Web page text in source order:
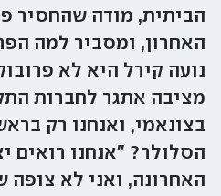
הביתית, מודה שהחסיר
האחרון, ומסביר למה
נועה קירל היא לא
מציבה אתגר לחברות
בצונאמי, ואנחנו רק
הסלולר? "אנחנו רואים
האחרונה, ואני לא צופה